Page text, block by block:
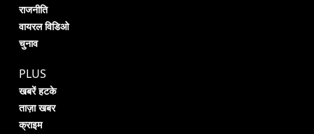
राजनीति
वायरल विडिओ
चुनाव
PLUS
खबरें हटके
ताज़ा खबर
क्राइम